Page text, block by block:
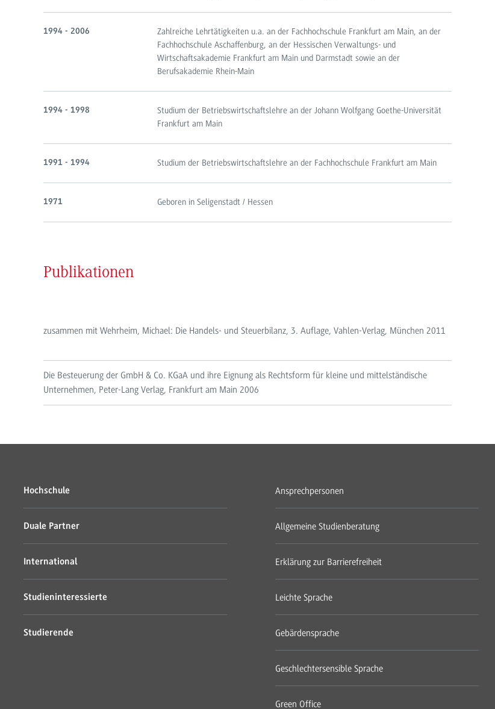
1994 - 2006
Zahlreiche Lehrtätigkeiten u.a. an der Fachhochschule Frankfurt am Main, an der
Fachhochschule Aschaffenburg, an der Hessischen Verwaltungs- und
Wirtschaftsakademie Frankfurt am Main und Darmstadt sowie an der
Berufsakademie Rhein-Main
1994 - 1998
Studium der Betriebswirtschaftslehre an der Johann Wolfgang Goethe-Universität
Frankfurt am Main
1991 - 1994 Studium der Betriebswirtschaftslehre an der Fachhochschule Frankfurt am Main
1971 Geboren in Seligenstadt / Hessen
Publikationen
zusammen mit Wehrheim, Michael: Die Handels- und Steuerbilanz, 3. Auflage, Vahlen-Verlag, München 2011
Die Besteuerung der GmbH & Co. KGaA und ihre Eignung als Rechtsform für kleine und mittelständische
Unternehmen, Peter-Lang Verlag, Frankfurt am Main 2006
Hochschule
Duale Partner
International
Studieninteressierte
Studierende
Ansprechpersonen
Allgemeine Studienberatung
Erklärung zur Barrierefreiheit
Leichte Sprache
Gebärdensprache
Geschlechtersensible Sprache
Green Office